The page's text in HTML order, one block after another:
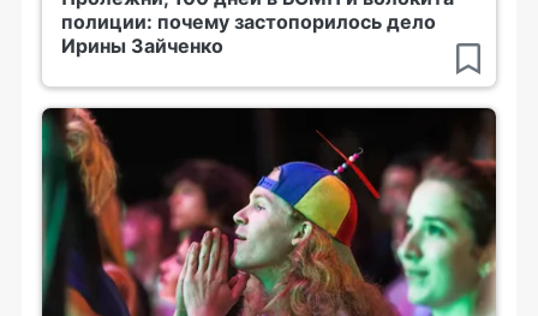
полиции: почему застопорилось дело
Ирины Зайченко